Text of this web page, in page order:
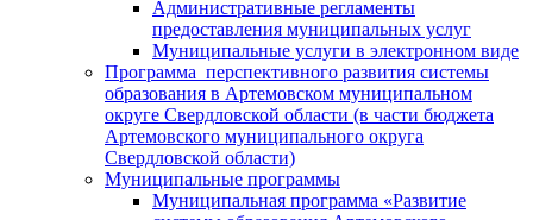
Административные регламенты
предоставления муниципальных услуг
Муниципальные услуги в электронном виде
Программа перспективного развития системы
образования в Артемовском муниципальном
округе Свердловской области (в части бюджета
Артемовского муниципального округа
Свердловской области)
Муниципальные программы
Муниципальная программа «Развитие